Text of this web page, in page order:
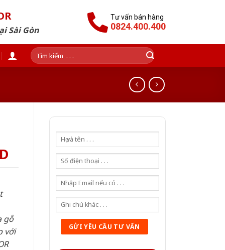
Sài Gòn
Tư vấn bán hàng
0824.400.400
Tìm
kiếm:
gỗ
với